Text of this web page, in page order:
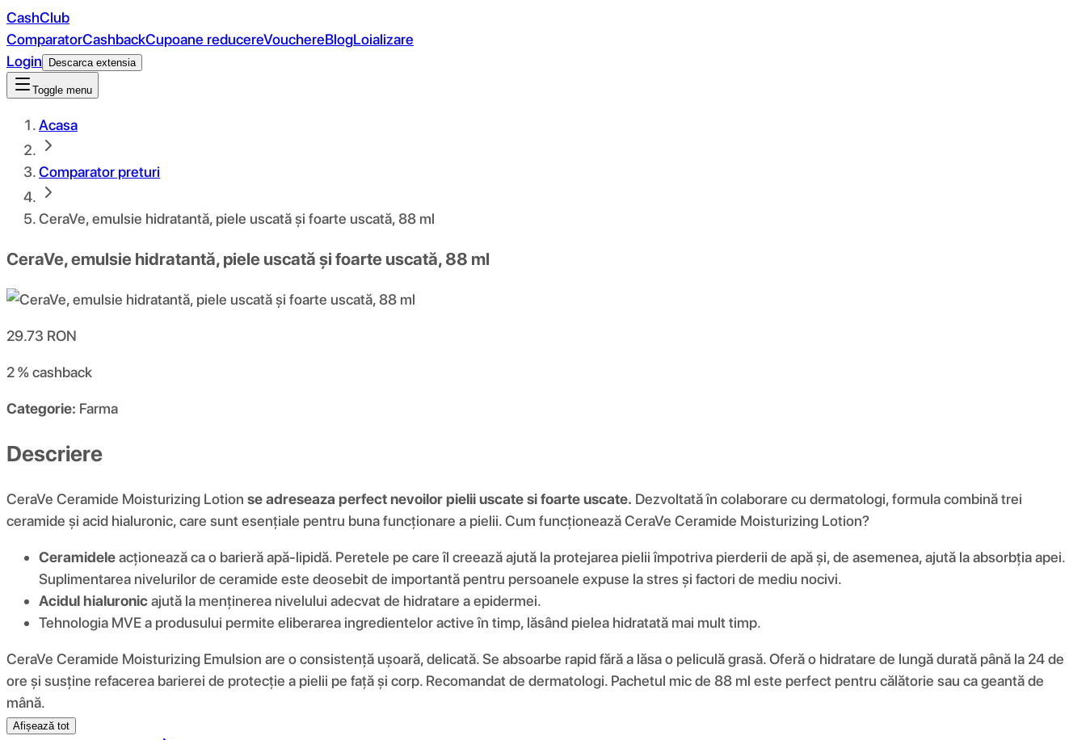
CashClub
ComparatorCashbackCupoane reducereVouchereBlogLoializare
Login
Descarca extensia
Toggle menu
Acasa
Comparator preturi
CeraVe, emulsie hidratantă, piele uscată și foarte uscată, 88 ml
CeraVe, emulsie hidratantă, piele uscată și foarte uscată, 88 ml
29.73 RON
2 %cashback
Categorie: Farma
Descriere
CeraVe Ceramide Moisturizing Lotion se adreseaza perfect nevoilor pielii uscate si foarte uscate. Dezvoltată în colaborare cu dermatologi, formula combină trei
ceramide și acid hialuronic, care sunt esențiale pentru buna funcționare a pielii. Cum funcționează CeraVe Ceramide Moisturizing Lotion?
Ceramideleacționează ca o barieră apă-lipidă. Peretele pe care îl creează ajută la protejarea pielii împotriva pierderii de apă și, de asemenea, ajută la absorbția apei.
Suplimentarea nivelurilor de ceramide este deosebit de importantă pentru persoanele expuse la stres și factori de mediu nocivi.
Acidul hialuronicajută la menținerea nivelului adecvat de hidratare a epidermei.
Tehnologia MVE a produsului permite eliberarea ingredientelor active în timp, lăsând pielea hidratată mai mult timp.
CeraVe Ceramide Moisturizing Emulsion are o consistență ușoară, delicată. Se absoarbe rapid fără a lăsa o peliculă grasă. Oferă o hidratare de lungă durată până la 24 de
ore și susține refacerea barierei de protecție a pielii pe față și corp. Recomandat de dermatologi. Pachetul mic de 88 ml este perfect pentru călătorie sau ca geantă de
mână.
Afișează tot